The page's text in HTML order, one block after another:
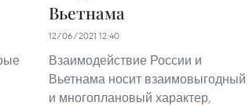
Вьетнама
12/06/2021 12:40
Взаимодействие России и
Вьетнама носит взаимовыгодный
и многоплановый характер,